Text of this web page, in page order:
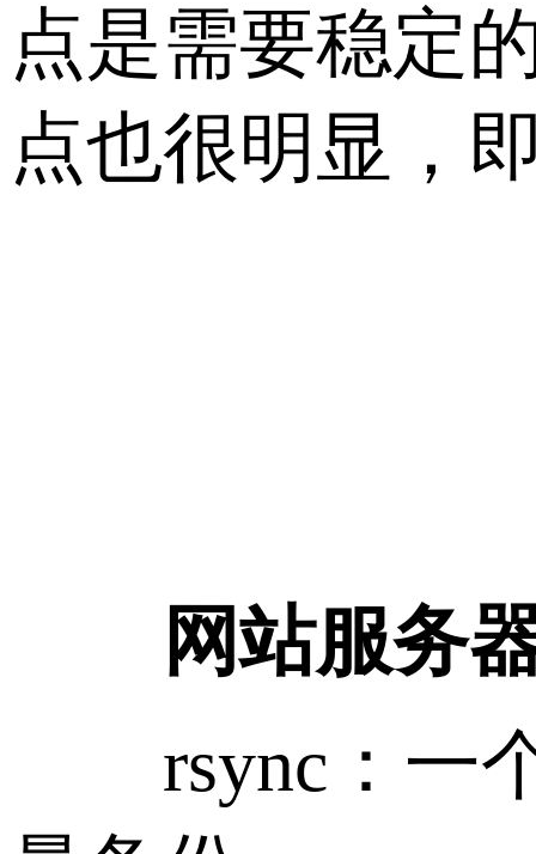
点是需要稳定
点也很明显，
网站服务
rsync：一个